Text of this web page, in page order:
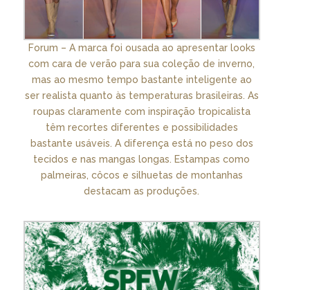
Forum – A marca foi ousada ao apresentar looks
com cara de verão para sua coleção de inverno,
mas ao mesmo tempo bastante inteligente ao
ser realista quanto às temperaturas brasileiras. As
roupas claramente com inspiração tropicalista
têm recortes diferentes e possibilidades
bastante usáveis. A diferença está no peso dos
tecidos e nas mangas longas. Estampas como
palmeiras, côcos e silhuetas de montanhas
destacam as produções.